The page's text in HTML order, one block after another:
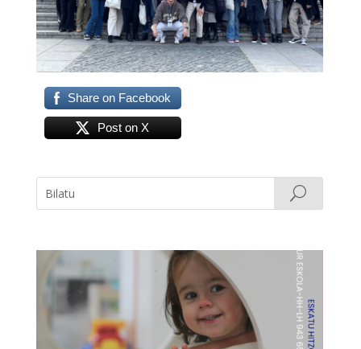
Share on Facebook
Post on X